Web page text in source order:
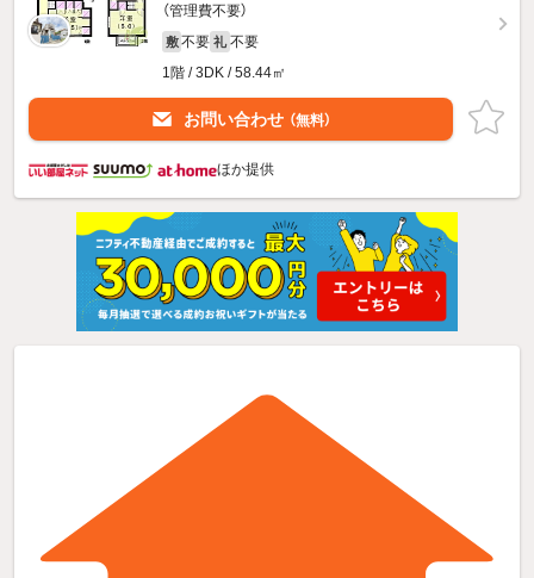
（管理費不要）
敷 不要 礼 不要
1階 / 3DK / 58.44㎡
お問い合わせ （無料）
ほか提供